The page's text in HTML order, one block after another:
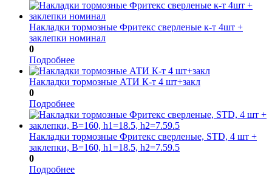
Накладки тормозные Фритекс сверленые к-т 4шт +
заклепки номинал
0
Подробнее
Накладки тормозные АТИ К-т 4 шт+закл
0
Подробнее
Накладки тормозные Фритекс сверленые, STD, 4 шт +
заклепки, B=160, h1=18.5, h2=7.59.5
0
Подробнее